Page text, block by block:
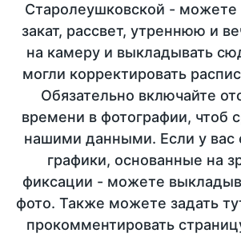
Старолеушковской - можете
закат, рассвет, утреннюю и
на камеру и выкладывать
могли корректировать
Обязательно включайте
времени в фотографии, чтоб
нашими данными. Если у вас
графики, основанные на
фиксации - можете
фото. Также можете задать
прокомментировать